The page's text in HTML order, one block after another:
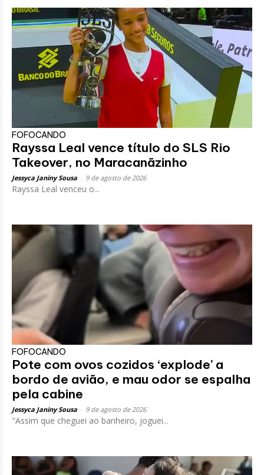
FOFOCANDO
Rayssa Leal vence título do SLS Rio
Takeover, no Maracanãzinho
Jessyca Janiny Sousa 9 de agosto de 2026
Rayssa Leal venceu o...
FOFOCANDO
Pote com ovos cozidos ‘explode’ a
bordo de avião, e mau odor se espalha
pela cabine
Jessyca Janiny Sousa 9 de agosto de 2026
"Assim que cheguei ao banheiro, joguei...